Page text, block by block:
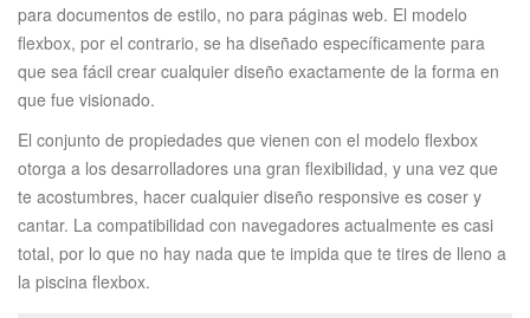
para documentos de estilo, no para páginas web. El modelo
flexbox, por el contrario, se ha diseñado específicamente para
que sea fácil crear cualquier diseño exactamente de la forma en
que fue visionado.
El conjunto de propiedades que vienen con el modelo flexbox
otorga a los desarrolladores una gran flexibilidad, y una vez que
te acostumbres, hacer cualquier diseño responsive es coser y
cantar. La compatibilidad con navegadores actualmente es casi
total, por lo que no hay nada que te impida que te tires de lleno a
la piscina flexbox.